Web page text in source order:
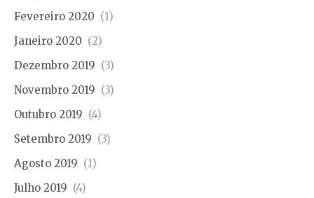
Fevereiro 2020 (1)
Janeiro 2020 (2)
Dezembro 2019 (3)
Novembro 2019 (3)
Outubro 2019 (4)
Setembro 2019 (3)
Agosto 2019 (1)
Julho 2019 (4)